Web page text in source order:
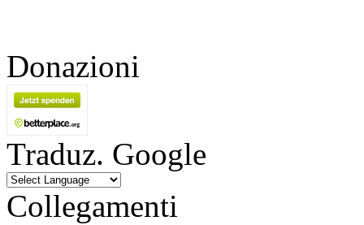
Donazioni
Traduz. Google
Collegamenti